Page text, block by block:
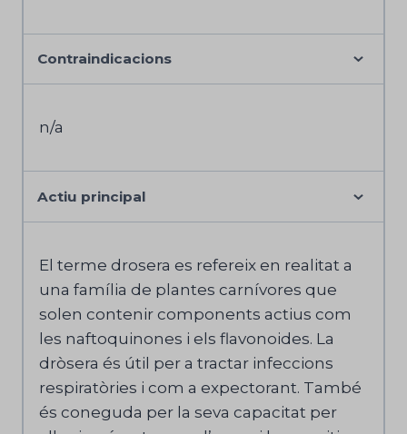
Contraindicacions
n/a
Actiu principal
El terme drosera es refereix en realitat a
una família de plantes carnívores que
solen contenir components actius com
les naftoquinones i els flavonoides. La
dròsera és útil per a tractar infeccions
respiratòries i com a expectorant. També
és coneguda per la seva capacitat per